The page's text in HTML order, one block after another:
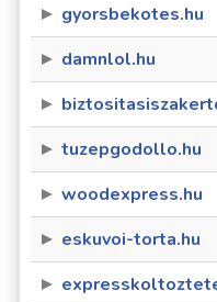
gyorsbekotes.hu
damnlol.hu
tuzepgodollo.hu
woodexpress.hu
eskuvoi-torta.hu